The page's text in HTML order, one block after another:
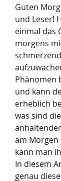
Guten
und Leser!
einmal das
morgens
Phänomen
und kann
erheblich
was sind
am Morgen
kann man
In diesem
genau